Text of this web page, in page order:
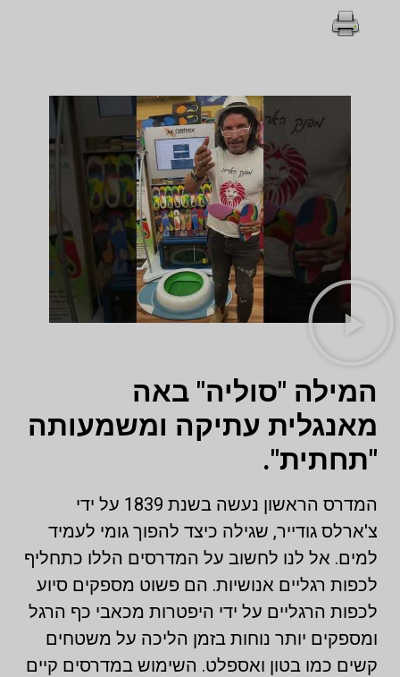
המילה "סוליה" באה
מאנגלית עתיקה ומשמעותה
"תחתית".
המדרס הראשון נעשה בשנת 1839 על ידי
צ'ארלס גודייר, שגילה כיצד להפוך גומי לעמיד
למים. אל לנו לחשוב על המדרסים הללו כתחליף
לכפות רגליים אנושיות. הם פשוט מספקים סיוע
לכפות הרגליים על ידי היפטרות מכאבי כף הרגל
ומספקים יותר נוחות בזמן הליכה על משטחים
קשים כמו בטון ואספלט. השימוש במדרסים קיים